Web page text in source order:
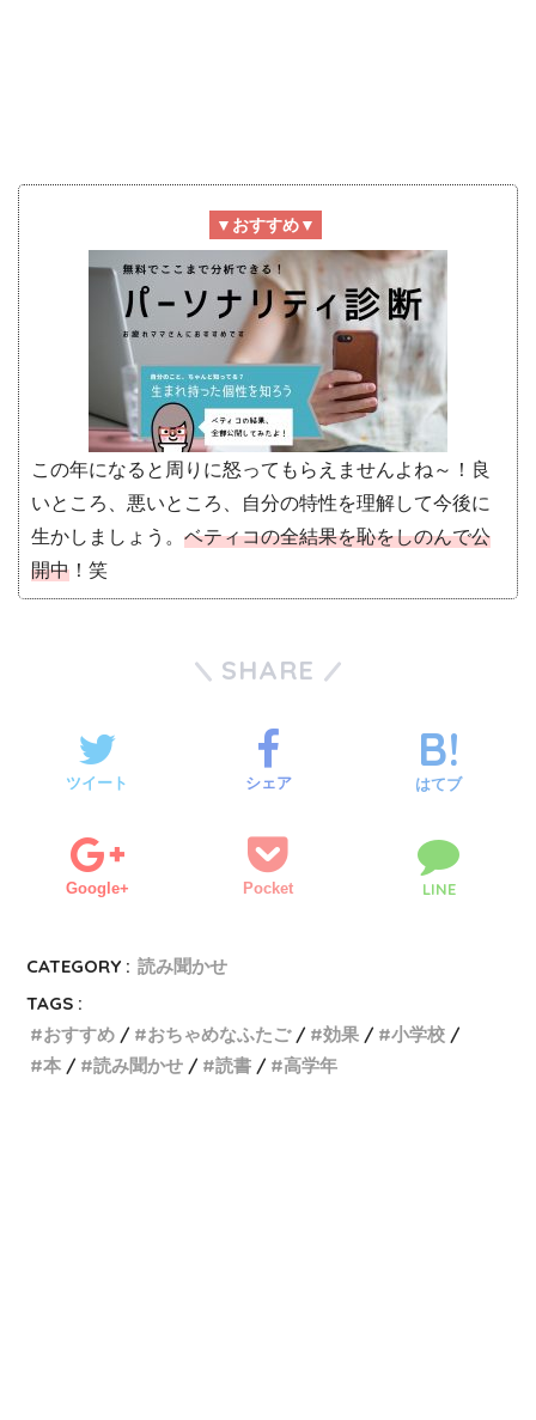
▼おすすめ▼
この年になると周りに怒ってもらえませんよね～！良
いところ、悪いところ、自分の特性を理解して今後に
生かしましょう。 ベティコの全結果を恥をしのんで公
開中 ！笑
SHARE
ツイート シェア はてブ
Google+ Pocket LINE
CATEGORY : 読み聞かせ
TAGS :
おすすめ
おちゃめなふたご 効果
小学校
本
読み聞かせ 読書 高学年